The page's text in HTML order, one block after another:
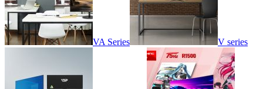
VA Series V series